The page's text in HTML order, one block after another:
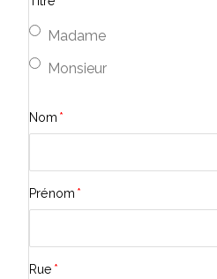
Madame
Monsieur
Nom *
Prénom *
Rue *